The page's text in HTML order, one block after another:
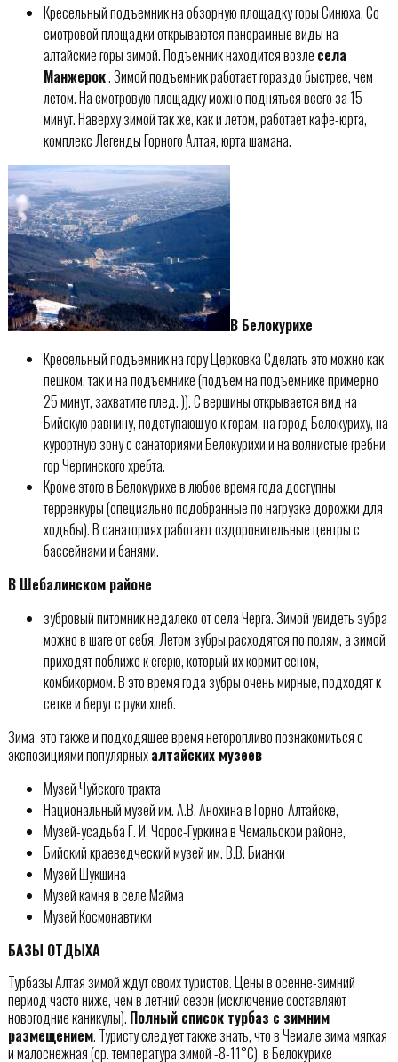
Кресельный подъемник на обзорную площадку горы Синюха. Со
смотровой площадки открываются панорамные виды на
алтайские горы зимой. Подъемник находится возле села
Манжерок. Зимой подъемник работает гораздо быстрее, чем
летом. На смотровую площадку можно подняться всего за 15
минут. Наверху зимой так же, как и летом, работает кафе-юрта,
комплекс Легенды Горного Алтая, юрта шамана.
В Белокурихе
Кресельный подъемник на гору Церковка Сделать это можно как
пешком, так и на подъемнике (подъем на подъемнике примерно
25 минут, захватите плед. )). С вершины открывается вид на
Бийскую равнину, подступающую к горам, на город Белокуриху, на
курортную зону с санаториями Белокурихи и на волнистые гребни
гор Чергинского хребта.
Кроме этого в Белокурихе в любое время года доступны
терренкуры (специально подобранные по нагрузке дорожки для
ходьбы). В санаториях работают оздоровительные центры с
бассейнами и банями.
В Шебалинском районе
зубровый питомник недалеко от села Черга. Зимой увидеть зубра
можно в шаге от себя. Летом зубры расходятся по полям, а зимой
приходят поближе к егерю, который их кормит сеном,
комбикормом. В это время года зубры очень мирные, подходят к
сетке и берут с руки хлеб.
Зима  это также и подходящее время неторопливо познакомиться с
экспозициями популярныхалтайских музеев
Музей Чуйского тракта
Национальный музей им. А.В. Анохина в Горно-Алтайске,
Музей-усадьба Г. И. Чорос-Гуркина в Чемальском районе,
Бийский краеведческий музей им. В.В. Бианки
Музей Шукшина
Музей камня в селе Майма
Музей Космонавтики
БАЗЫ ОТДЫХА
Турбазы Алтая зимой ждут своих туристов. Цены в осенне-зимний
период часто ниже, чем в летний сезон (исключение составляют
новогодние каникулы). Полный список турбаз с зимним
размещением. Туристу следует также знать, что в Чемале зима мягкая
и малоснежная (ср. температура зимой -8-11°С), в Белокурихе 